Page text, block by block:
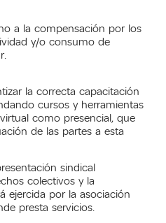
a la compensación por los
y/o consumo de
la correcta capacitación
cursos y herramientas
como presencial, que
de las partes a esta
sindical
colectivos y la
ejercida por la asociación
presta servicios.